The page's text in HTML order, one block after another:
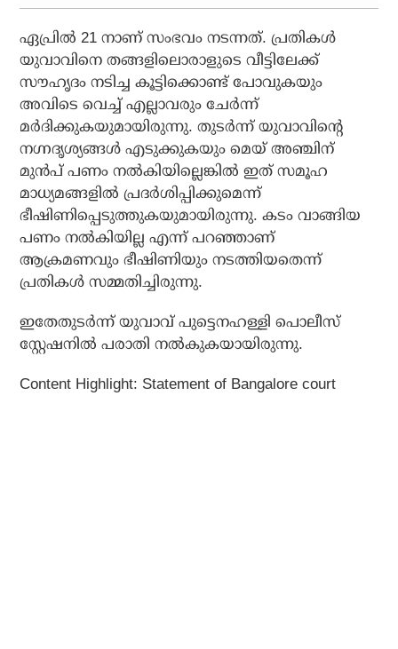
ഏപ്രിൽ 21 നാണ് സംഭവം നടന്നത്. പ്രതികൾ
യുവാവിനെ തങ്ങളിലൊരാളുടെ വീട്ടിലേക്ക്
സൗഹൃദം നടിച്ച കൂട്ടിക്കൊണ്ട് പോവുകയും
അവിടെ വെച്ച് എല്ലാവരും ചേർന്ന്
മർദിക്കുകയുമായിരുന്നു. തുടർന്ന് യുവാവിന്റെ
നഗ്നദൃശ്യങ്ങൾ എടുക്കുകയും മെയ് അഞ്ചിന്
മുൻപ് പണം നൽകിയില്ലെങ്കിൽ ഇത് സമൂഹ
മാധ്യമങ്ങളിൽ പ്രദർശിപ്പിക്കുമെന്ന്
ഭീഷിണിപ്പെടുത്തുകയുമായിരുന്നു. കടം വാങ്ങിയ
പണം നൽകിയില്ല എന്ന് പറഞ്ഞാണ്
ആക്രമണവും ഭീഷിണിയും നടത്തിയതെന്ന്
പ്രതികൾ സമ്മതിച്ചിരുന്നു.
ഇതേതുടർന്ന് യുവാവ് പുട്ടെനഹള്ളി പൊലീസ്
സ്റ്റേഷനിൽ പരാതി നൽകുകയായിരുന്നു.
Content Highlight: Statement of Bangalore court